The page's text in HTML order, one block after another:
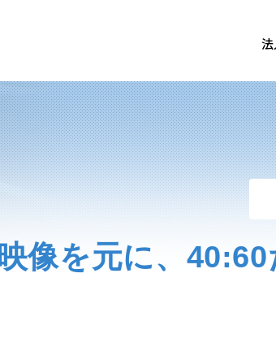
法人のお客様ご相談
企業法務専用サイト
個人のお客様ご
交通事故
離婚問題
像を元に、